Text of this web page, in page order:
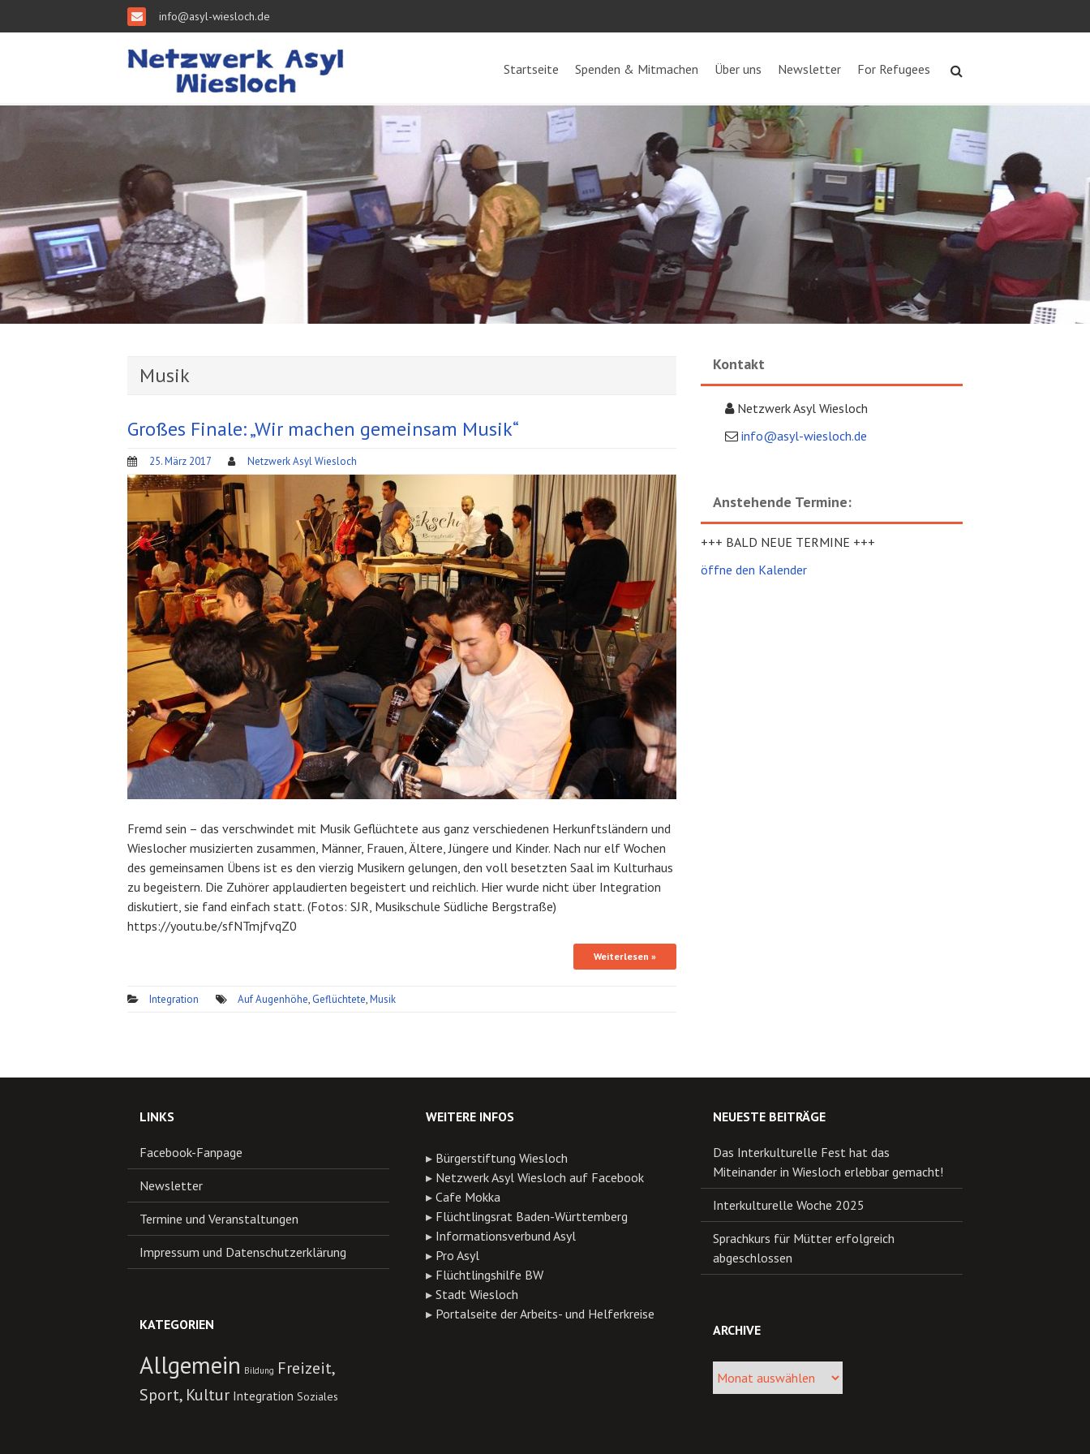
info@asyl-wiesloch.de
Startseite Spenden & Mitmachen Über uns Newsletter For Refugees
Musik
Großes Finale: „Wir machen gemeinsam Musik“
25. März 2017 Netzwerk Asyl Wiesloch
Fremd sein – das verschwindet mit Musik Geflüchtete aus ganz verschiedenen Herkunftsländern und
Wieslocher musizierten zusammen, Männer, Frauen, Ältere, Jüngere und Kinder. Nach nur elf Wochen
des gemeinsamen Übens ist es den vierzig Musikern gelungen, den voll besetzten Saal im Kulturhaus
zu begeistern. Die Zuhörer applaudierten begeistert und reichlich. Hier wurde nicht über Integration
diskutiert, sie fand einfach statt. (Fotos: SJR, Musikschule Südliche Bergstraße)
https://youtu.be/sfNTmjfvqZ0
Weiterlesen »
Integration Auf Augenhöhe, Geflüchtete,Musik
Kontakt
Netzwerk Asyl Wiesloch
info@asyl-wiesloch.de
Anstehende Termine:
+++ BALD NEUE TERMINE +++
öffne den Kalender
LINKS
Facebook-Fanpage
Newsletter
Termine und Veranstaltungen
Impressum und Datenschutzerklärung
KATEGORIEN
Allgemein Bildung Freizeit,
Sport, Kultur Integration Soziales
WEITERE INFOS
▸ Bürgerstiftung Wiesloch
▸ Netzwerk Asyl Wiesloch auf Facebook
▸Cafe Mokka
▸ Flüchtlingsrat Baden-Württemberg
▸ Informationsverbund Asyl
▸ Pro Asyl
▸ Flüchtlingshilfe BW
▸Stadt Wiesloch
▸ Portalseite der Arbeits- und Helferkreise
NEUESTE BEITRÄGE
Das Interkulturelle Fest hat das
Miteinander in Wiesloch erlebbar gemacht!
Interkulturelle Woche 2025
Sprachkurs für Mütter erfolgreich
abgeschlossen
ARCHIVE
Archive